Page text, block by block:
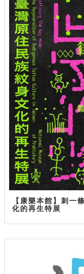
【康樂本館】刺一
化的再生特展